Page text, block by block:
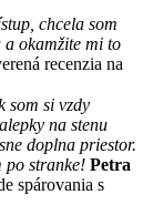
chcela som
a okamžite mi to
recenzia na
som si vzdy
na stenu
doplna priestor.
po stranke! Petra
spárovania s